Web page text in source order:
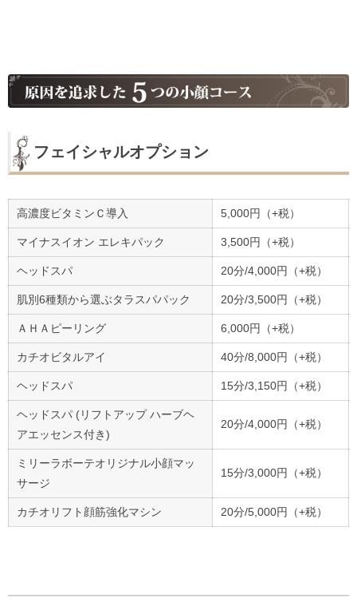
フェイシャルオプション
高濃度ビタミンＣ導入 5,000円（+税）
マイナスイオン エレキパック 3,500円（+税）
ヘッドスパ 20分/4,000円（+税）
肌別6種類から選ぶタラスパパック 20分/3,500円（+税）
ＡＨＡピーリング 6,000円（+税）
カチオビタルアイ 40分/8,000円（+税）
ヘッドスパ 15分/3,150円（+税）
ヘッドスパ (リフトアップ ハーブヘ
アエッセンス付き)
20分/4,000円（+税）
ミリーラボーテオリジナル小顔マッ
サージ
15分/3,000円（+税）
カチオリフト顔筋強化マシン 20分/5,000円（+税）